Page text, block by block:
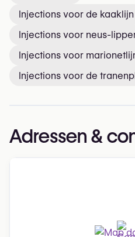
Injections voor de kaaklijn
Injections voor neus-
Injections voor
Injections voor de
Adressen &